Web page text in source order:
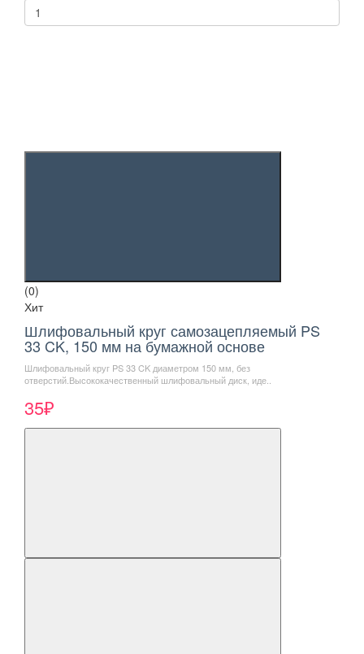
(0)
Хит
Шлифовальный круг самозацепляемый PS
33 CK, 150 мм на бумажной основе
Шлифовальный круг PS 33 CK диаметром 150 мм, без
отверстий.Высококачественный шлифовальный диск, иде..
35₽